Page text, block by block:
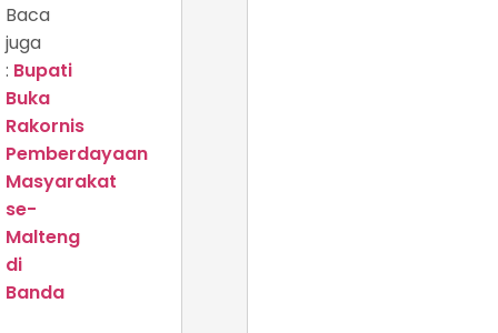
Baca
juga
: Bupati
Buka
Rakornis
Pemberdayaan
Masyarakat
se-
Malteng
di
Banda